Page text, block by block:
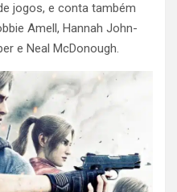
jogos, e conta também
Amell, Hannah John-
e Neal McDonough.